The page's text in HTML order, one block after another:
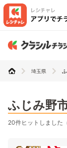
埼玉県
ふじみ野
20件ヒットしました